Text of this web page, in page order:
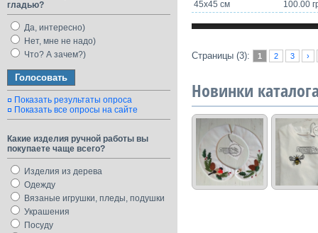
гладью?
Да, интересно)
Нет, мне не надо)
Что? А зачем?)
Показать результаты опроса
Показать все опросы на сайте
Какие изделия ручной работы вы
покупаете чаще всего?
Изделия из дерева
Одежду
Вязаные игрушки, пледы, подушки
Украшения
Посуду
45х45 см 100.00
Страницы (3): 1 2 3 ›
Новинки